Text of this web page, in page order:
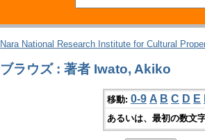
Nara National Research Institute for Cultural
ブラウズ : 著者 Iwato, Akiko
移動: 0-9 A B C D E
あるいは、最初の数文